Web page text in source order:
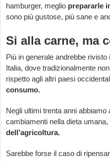
hamburger, meglio prepararle
sono più gustose, più sane e
Si alla carne, ma
Più in generale andrebbe
Italia, dove tradizionalmente
rispetto agli altri paesi
consumo.
Negli ultimi trenta anni
cambiamenti nella dieta
dell’agricoltura.
Sarebbe forse il caso di